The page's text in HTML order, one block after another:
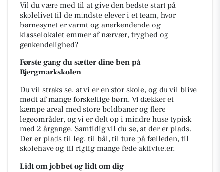
Vil du være med til at give den bedste start på
skolelivet til de mindste elever i et team, hvor
børnesynet er varmt og anerkendende og
klasselokalet emmer af nærvær, tryghed og
genkendelighed?
Første gang du sætter dine ben på
Bjergmarkskolen
Du vil straks se, at vi er en stor skole, og du vil blive
mødt af mange forskellige børn. Vi dækker et
kæmpe areal med store boldbaner og flere
legeområder, og vi er delt op i mindre huse typisk
med 2 årgange. Samtidig vil du se, at der er plads.
Der er plads til leg, til bål, til ture på fælleden, til
skolehave og til rigtig mange fede aktiviteter.
Lidt om jobbet og lidt om dig